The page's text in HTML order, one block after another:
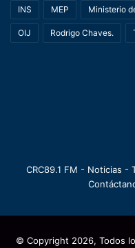
INS MEP Ministerio
OIJ Rodrigo Chaves.
CRC89.1 FM - Noticias -
© Copyright 2026, Todos